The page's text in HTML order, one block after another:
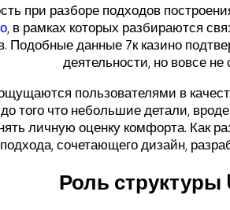
при разборе подходов
, в рамках которых разбираются
Подобные данные 7к казино
деятельности, но вовсе
пользователями в
того что небольшие детали,
личную оценку комфорта. Как
подхода, сочетающего дизайн,
Роль